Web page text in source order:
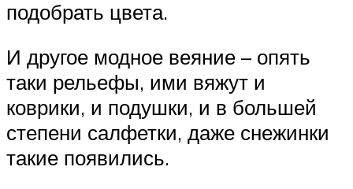
подобрать цвета.
И другое модное веяние – опять
таки рельефы, ими вяжут и
коврики, и подушки, и в большей
степени салфетки, даже снежинки
такие появились.